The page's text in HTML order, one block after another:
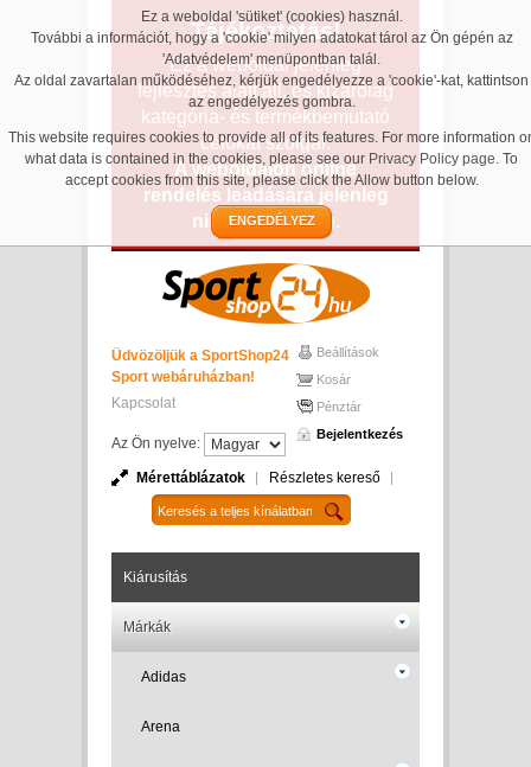
Ez a weboldal 'sütiket' (cookies) használ.
További a információt, hogy a 'cookie' milyen adatokat tárol az Ön gépén az
'Adatvédelem' menüpontban talál.
Az oldal zavartalan működéséhez, kérjük engedélyezze a 'cookie'-kat, kattintson
az engedélyezés gombra.
This website requires cookies to provide all of its features. For more information
what data is contained in the cookies, please see our Privacy Policy page. To
accept cookies from this site, please click the Allow button below.
ENGEDÉLYEZ
Tájékoztatás!
Ez a weboldal jelenleg
fejlesztés alatt áll, és kizárólag
kategória- és termékbemutató
célokat szolgál.
A weboldalon online
rendelés leadására jelenleg
nincs lehetőség.
Üdvözöljük a SportShop24
Sport webáruházban!
Kapcsolat
Az Ön nyelve:
Beállítások
Kosár
Pénztár
Bejelentkezés
Mérettáblázatok Részletes kereső
Kiárusítás
Márkák
Adidas
Arena